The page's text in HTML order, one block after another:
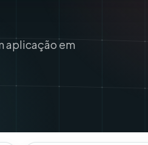
aplicação em